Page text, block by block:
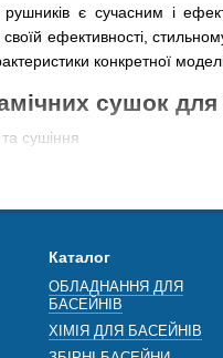
є сучасним і
ефективності,
конкретної
сушок
сушіння
електрики, не
дозволяють
Каталог
ОБЛАДНАННЯ ДЛЯ
БАСЕЙНІВ
ХІМІЯ ДЛЯ БАСЕЙНІВ